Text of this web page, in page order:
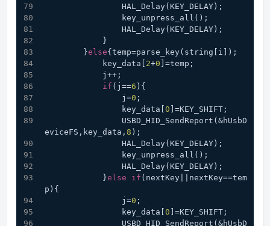
                HAL_Delay(KEY_DELAY);
                key_unpress_all();
                HAL_Delay(KEY_DELAY);
            }
        }
else{temp=parse_key(string[i]);
            key_data[
2+0 ]=temp;
            j++;
if (j==6 ){
                j=
0 ;
                key_data[
0 ]=KEY_SHIFT;
eviceFS,key_data, 8 );
                HAL_Delay(KEY_DELAY);
                key_unpress_all();
                HAL_Delay(KEY_DELAY);
            }
else if (nextKey||nextKey==tem
p){
                j=
0 ;
                key_data[
0 ]=KEY_SHIFT;